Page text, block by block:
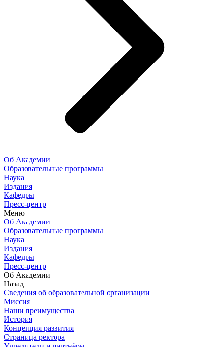
Об Академии
Образовательные программы
Наука
Издания
Кафедры
Пресс-центр
Меню
Об Академии
Образовательные программы
Наука
Издания
Кафедры
Пресс-центр
Об Академии
Назад
Сведения об образовательной организации
Миссия
Наши преимущества
История
Концепция развития
Страница ректора